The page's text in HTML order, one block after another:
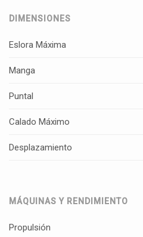
DIMENSIONES
Eslora Máxima
Manga
Puntal
Calado Máximo
Desplazamiento
MÁQUINAS Y RENDIMIENTO
Propulsión